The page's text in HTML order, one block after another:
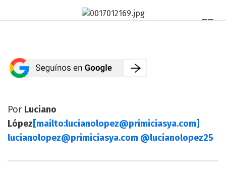
Por Luciano
López [mailto:lucianolopez@primiciasya.com]
lucianolopez@primiciasya.com @lucianolopez25